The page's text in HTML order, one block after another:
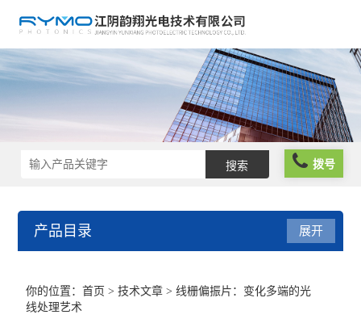
拨号
产品目录
光谱仪器
展开
你的位置：首页 >技术文章 > 线栅偏振片：变化多端的光
线处理艺术